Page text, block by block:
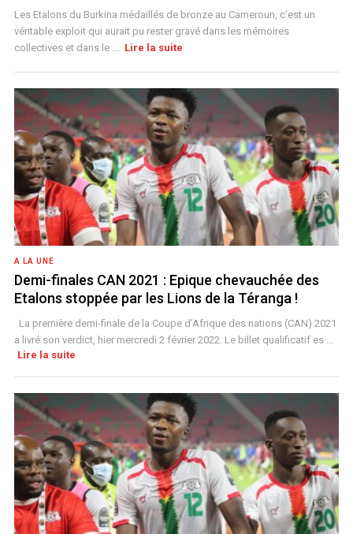
Les Etalons du Burkina médaillés de bronze au Cameroun, c’est un
véritable exploit qui aurait pu rester gravé dans les mémoires
collectives et dans le ... Lire la suite
A LA UNE
Demi-finales CAN 2021 : Epique chevauchée des
Etalons stoppée par les Lions de la Téranga !
La première demi-finale de la Coupe d’Afrique des nations (CAN) 2021
a livré son verdict, hier mercredi 2 février 2022. Le billet qualificatif es ...
Lire la suite